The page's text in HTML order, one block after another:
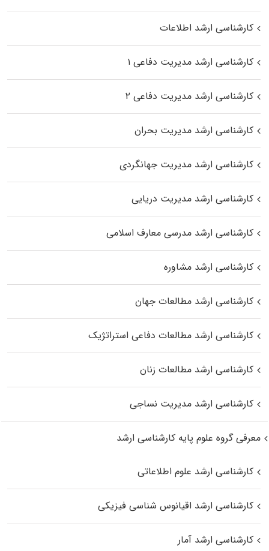
کارشناسی ارشد اطلاعات
کارشناسی ارشد مدیریت دفاعی ۱
کارشناسی ارشد مدیریت دفاعی ۲
کارشناسی ارشد مدیریت بحران
کارشناسی ارشد مدیریت جهانگردی
کارشناسی ارشد مدیریت دریایی
کارشناسی ارشد مدرسی معارف اسلامی
کارشناسی ارشد مشاوره
کارشناسی ارشد مطالعات جهان
کارشناسی ارشد مطالعات دفاعی استراتژیک
کارشناسی ارشد مطالعات زنان
کارشناسی ارشد مدیریت نساجی
معرفی گروه علوم پایه کارشناسی ارشد
کارشناسی ارشد علوم اطلاعاتی
کارشناسی ارشد اقیانوس‌ شناسی فیزیکی
کارشناسی ارشد آمار